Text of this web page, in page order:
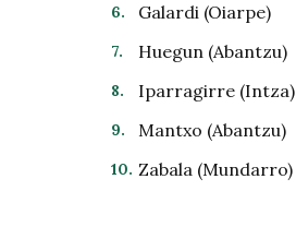
Galardi (Oiarpe)
Huegun (Abantzu)
Iparragirre (Intza)
Mantxo (Abantzu)
Zabala (Mundarro)